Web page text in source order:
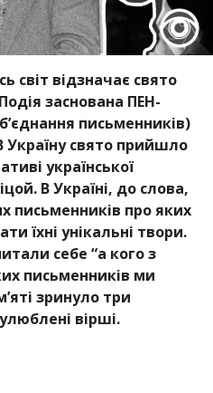
світ відзначає свято
заснована ПЕН-
письменників)
Україну свято прийшло
української
В Україні, до слова,
письменників про яких
їхні унікальні твори.
себе “а кого з
письменників ми
зринуло три
вірші.